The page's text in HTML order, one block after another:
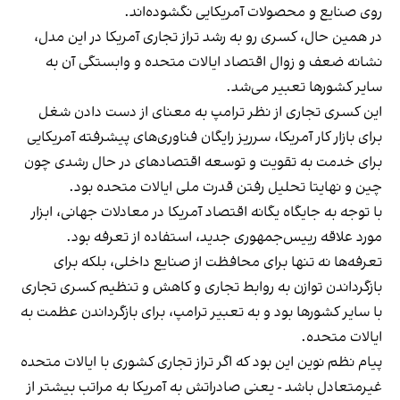
روی صنایع و محصولات آمریکایی نگشوده‌اند.
در همین حال، کسری رو به رشد تراز تجاری آمریکا در این مدل،
نشانه ضعف و زوال اقتصاد ایالات متحده و وابستگی آن به
سایر کشورها تعبیر می‌شد.
این کسری تجاری از نظر ترامپ به معنای از دست دادن شغل
برای بازار کار آمریکا، سر‌ریز رایگان فناوری‌های پیشرفته آمریکایی
برای خدمت به تقویت و توسعه اقتصادهای در حال رشدی چون
چین و نهایتا تحلیل رفتن قدرت ملی ایالات متحده بود.
با توجه به جایگاه یگانه اقتصاد آمریکا در معادلات جهانی، ابزار
مورد علاقه رییس‌جمهوری جدید، استفاده از تعرفه بود.
تعرفه‌ها نه تنها برای محافظت از صنایع داخلی، بلکه برای
بازگرداندن توازن به روابط تجاری و کاهش و تنظیم کسری تجاری
با سایر کشورها بود و به تعبیر ترامپ، برای بازگرداندن عظمت به
ایالات متحده.
پیام نظم نوین این بود که اگر تراز تجاری کشوری با ایالات متحده
غیر‌متعادل باشد - یعنی صادراتش به آمریکا به مراتب بیشتر از